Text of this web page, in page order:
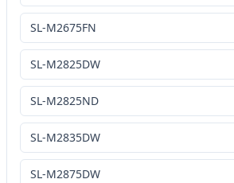
SL-M2675FN
SL-M2825DW
SL-M2825ND
SL-M2835DW
SL-M2875DW